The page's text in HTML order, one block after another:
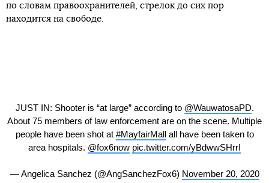
по словам правоохранителей, стрелок до сих пор
находится на свободе.
JUST IN: Shooter is “at large” according to @WauwatosaPD.
About 75 members of law enforcement are on the scene. Multiple
people have been shot at #MayfairMallall have been taken to
area hospitals. @fox6now pic.twitter.com/yBdwwSHrrI
— Angelica Sanchez (@AngSanchezFox6) November 20, 2020